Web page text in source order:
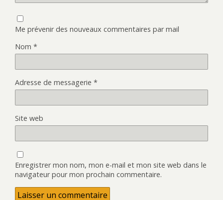
Me prévenir des nouveaux commentaires par mail
Nom *
Adresse de messagerie *
Site web
Enregistrer mon nom, mon e-mail et mon site web dans le
navigateur pour mon prochain commentaire.